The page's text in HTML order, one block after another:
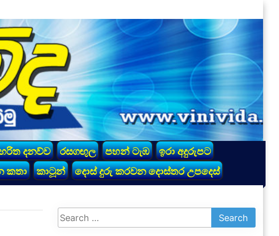
දනව්ව රසගඟුල පහන් ටැඹ
ඉරා අදුරුපට
කතා කාටූන් දොස් දුරු කරවන දොස්තර උපදෙස්